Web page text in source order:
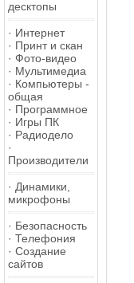
десктопы
· Интернет
· Принт и скан
· Фото-видео
· Мультимедиа
· Компьютеры -
общая
· Программное
· Игры ПК
· Радиодело
·
Производители
· Динамики,
микрофоны
· Безопасность
· Телефония
· Создание
сайтов